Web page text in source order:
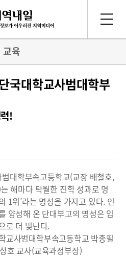
교육
국대학교사범대학부
!
대학부속고등학교(교장 배철호,
해마다 탁월한 진학 성과로 명
1위’라는 명성을 가지고 있다. 인
양성해 온 단대부고의 명성은 입
로 더 빛난다.
교사범대학부속고등학교 박종필
호 교사(교육과정부장)